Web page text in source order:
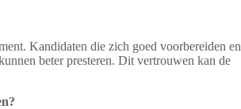
Kandidaten die zich goed voorbereiden en
beter presteren. Dit vertrouwen kan de